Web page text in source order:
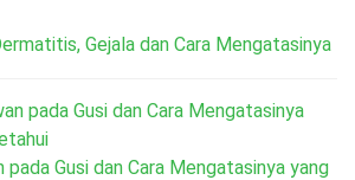
Gejala dan Cara Mengatasinya
pada Gusi dan Cara Mengatasinya yang